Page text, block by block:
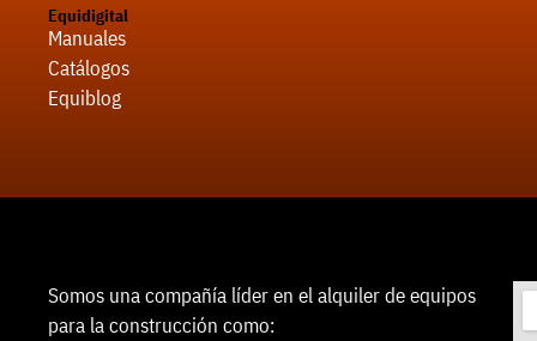
Equidigital
Manuales
Catálogos
Equiblog
Somos una compañía líder en el alquiler de equipos
para la construcción como: